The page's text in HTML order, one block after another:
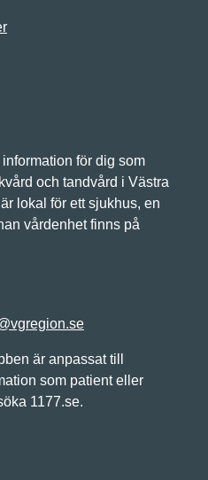
för dig som
och tandvård i Västra
lokal för ett sjukhus, en
vårdenhet finns på
är anpassat till
som patient eller
1177.se.